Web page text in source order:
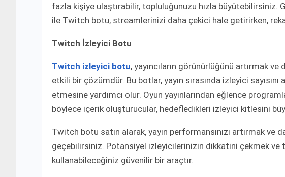
fazla kişiye ulaştırabilir, topluluğunuzu hızla büyütebilirsiniz.
ile Twitch botu, streamlerinizi daha çekici hale getirirken,
Twitch İzleyici Botu
Twitch izleyici botu, yayıncıların görünürlüğünü artırmak
etkili bir çözümdür. Bu botlar, yayın sırasında izleyici
etmesine yardımcı olur. Oyun yayınlarından eğlence
böylece içerik oluşturucular, hedefledikleri izleyici kitlesini
Twitch botu satın alarak, yayın performansınızı artırmak
geçebilirsiniz. Potansiyel izleyicilerinizin dikkatini çekmek ve
kullanabileceğiniz güvenilir bir araçtır.